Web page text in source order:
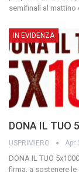
semifinali al mattino
IN EVIDENZA
DONA IL TUO
USPRIMIERO Apr
DONA IL TUO
firma, a sostenere